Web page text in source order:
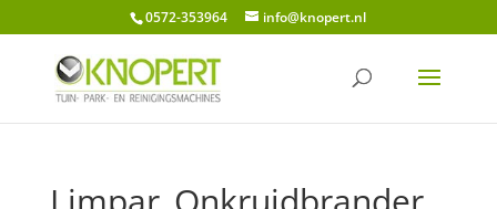
0572-353964 info@knopert.nl